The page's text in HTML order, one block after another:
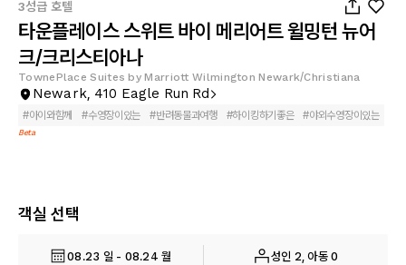
3성급 호텔
타운플레이스 스위트 바이 메리어트 윌밍턴 뉴어
크/크리스티아나
TownePlace Suites by Marriott Wilmington Newark/Christiana
Newark, 410 Eagle Run Rd
#아이와함께 #수영장이있는 #반려동물과여행 #하이킹하기좋은 #야외수영장이있는
Beta
객실 선택
08.23 일 - 08.24 월 성인 2, 아동 0